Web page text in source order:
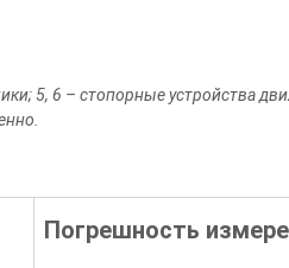
5, 6 – стопорные устройства
Погрешность